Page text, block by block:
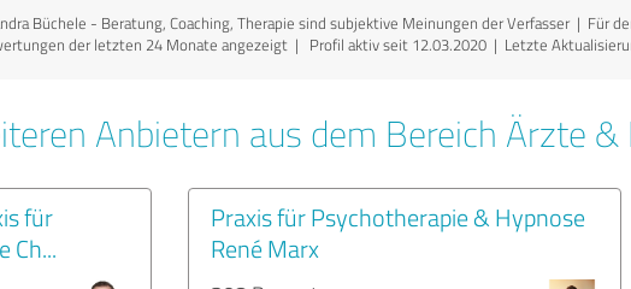
Büchele - Beratung, Coaching, Therapie sind subjektive Meinungen der Verfasser | Für
der letzten 24 Monate angezeigt | Profil aktiv seit 12.03.2020 | Letzte
Anbietern aus dem Bereich Ärzte
für
Ch...
Praxis für Psychotherapie & Hypnose
René Marx